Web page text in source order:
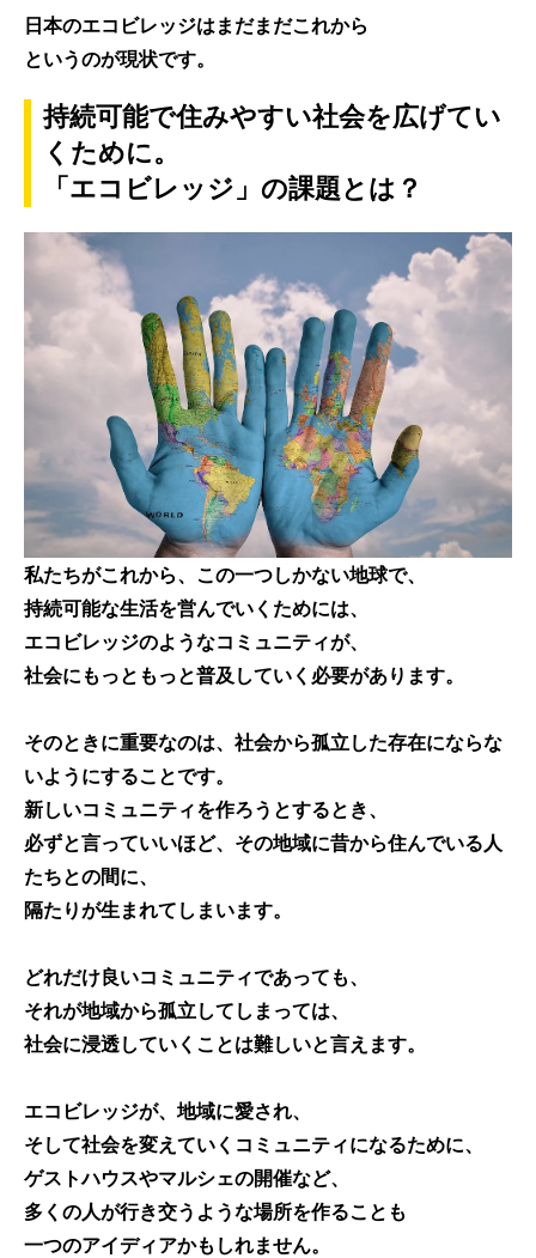
日本のエコビレッジはまだまだこれから
というのが現状です。
持続可能で住みやすい社会を広げてい
くために。
「エコビレッジ」の課題とは？
私たちがこれから、この一つしかない地球で、
持続可能な生活を営んでいくためには、
エコビレッジのようなコミュニティが、
社会にもっともっと普及していく必要があります。
そのときに重要なのは、 社会から孤立した存在にならな
いようにすることです。
新しいコミュニティを作ろうとするとき、
必ずと言っていいほど、その地域に昔から住んでいる人
たちとの間に、
隔たりが生まれてしまいます。
どれだけ良いコミュニティであっても、
それが地域から孤立してしまっては、
社会に浸透していくことは難しいと言えます。
エコビレッジが、地域に愛され、
そして社会を変えていくコミュニティになるために、
ゲストハウスやマルシェの開催など、
多くの人が行き交うような場所を作ることも
一つのアイディアかもしれません。